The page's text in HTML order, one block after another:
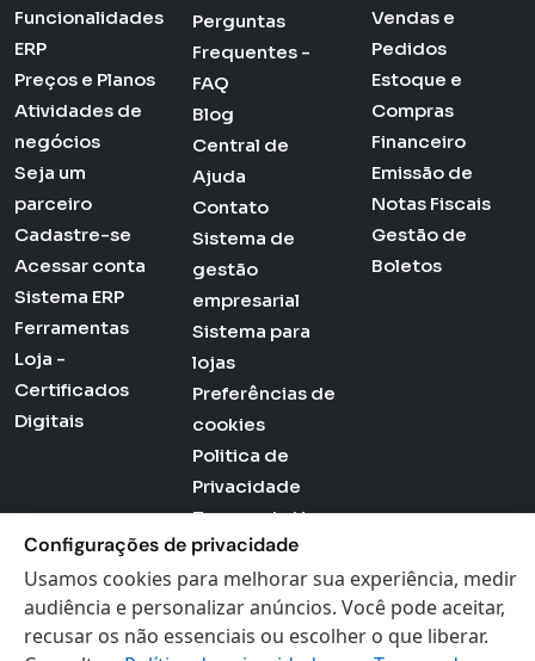
Funcionalidades
ERP
Preços e Planos
Atividades de
negócios
Seja um
parceiro
Cadastre-se
Acessar conta
Sistema ERP
Ferramentas
Loja -
Certificados
Digitais
Perguntas
Frequentes -
FAQ
Blog
Central de
Ajuda
Contato
Sistema de
gestão
empresarial
Sistema para
lojas
Preferências de
cookies
Politica de
Privacidade
Termos de Uso
Vendas e
Pedidos
Estoque e
Compras
Financeiro
Emissão de
Notas Fiscais
Gestão de
Boletos
Actana © 2026 - Todos os direitos reservados
Configurações de privacidade
Usamos cookies para melhorar sua experiência, medir
audiência e personalizar anúncios. Você pode aceitar,
recusar os não essenciais ou escolher o que liberar.